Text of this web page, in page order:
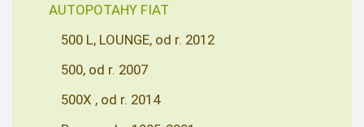
AUTOPOTAHY FIAT
500 L, LOUNGE, od r. 2012
500, od r. 2007
500X , od r. 2014